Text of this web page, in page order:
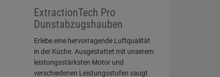
ExtractionTech Pro
Dunstabzugshauben
Erlebe eine hervorragende Luftqualität
in der Küche. Ausgestattet mit unserem
leistungsstärksten Motor und
verschiedenen Leistungsstufen saugt